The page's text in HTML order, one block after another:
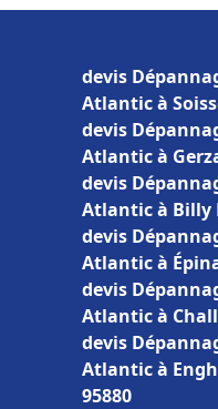
devis
Atlantic à
devis
Atlantic à
devis
Atlantic à Billy
devis
Atlantic à
devis
Atlantic à
devis
Atlantic à
95880